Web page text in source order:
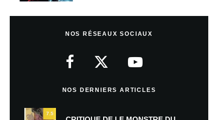
NOS RÉSEAUX SOCIAUX
NOS DERNIERS ARTICLES
7.5